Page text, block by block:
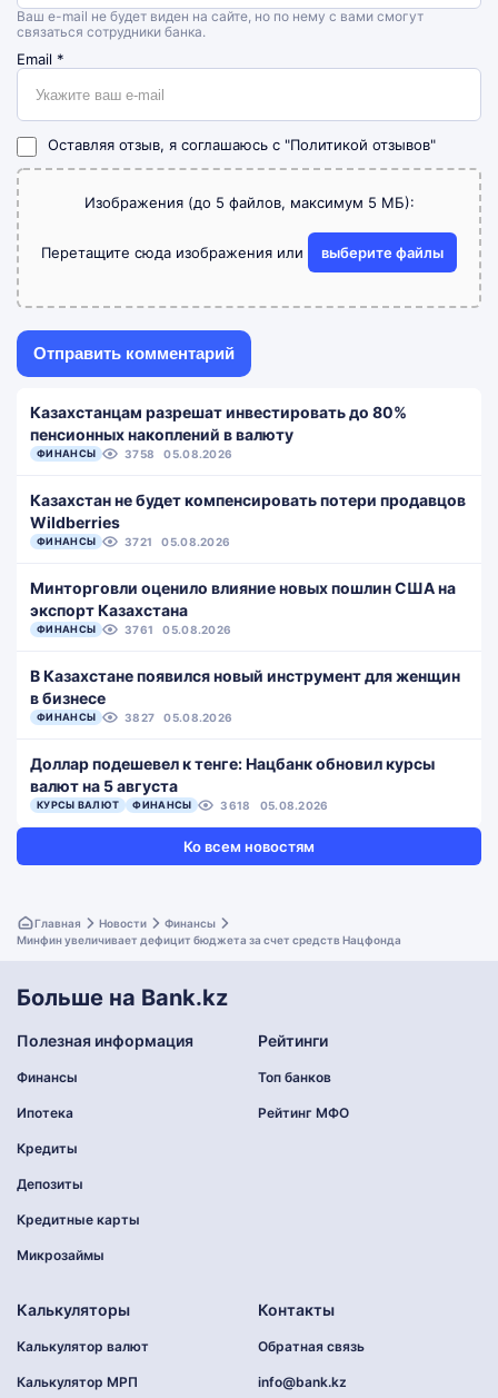
Ваш e-mail не будет виден на сайте, но по нему с вами смогут
связаться сотрудники банка.
Email *
Оставляя отзыв, я соглашаюсь с "Политикой отзывов"
Изображения (до 5 файлов, максимум 5 МБ):
Перетащите сюда изображения или выберите файлы
Казахстанцам разрешат инвестировать до 80%
пенсионных накоплений в валюту
ФИНАНСЫ 3758 05.08.2026
Казахстан не будет компенсировать потери продавцов
Wildberries
ФИНАНСЫ 3721 05.08.2026
Минторговли оценило влияние новых пошлин США на
экспорт Казахстана
ФИНАНСЫ 3761 05.08.2026
В Казахстане появился новый инструмент для женщин
в бизнесе
ФИНАНСЫ 3827 05.08.2026
Доллар подешевел к тенге: Нацбанк обновил курсы
валют на 5 августа
КУРСЫ ВАЛЮТ ФИНАНСЫ 3618 05.08.2026
Ко всем новостям
Главная Новости
Финансы
Минфин увеличивает дефицит бюджета за счет средств Нацфонда
Больше на Bank.kz
Полезная информация
Финансы
Ипотека
Кредиты
Депозиты
Кредитные карты
Микрозаймы
Рейтинги
Топ банков
Рейтинг МФО
Калькуляторы
Калькулятор валют
Калькулятор МРП
Контакты
Обратная связь
info@bank.kz